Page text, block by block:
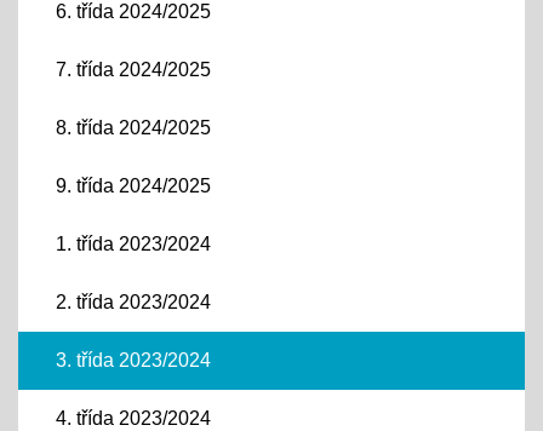
6. třída 2024/2025
7. třída 2024/2025
8. třída 2024/2025
9. třída 2024/2025
1. třída 2023/2024
2. třída 2023/2024
3. třída 2023/2024
4. třída 2023/2024